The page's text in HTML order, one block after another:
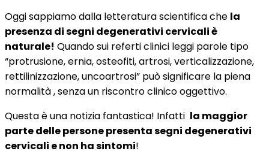
Oggi sappiamo dalla letteratura scientifica che la
presenza di segni degenerativi cervicali è
naturale! Quando sui referti clinici leggi parole tipo
“protrusione, ernia, osteofiti, artrosi, verticalizzazione,
rettilinizzazione, uncoartrosi” può significare la piena
normalità , senza un riscontro clinico oggettivo.
Questa è una notizia fantastica! Infatti la maggior
parte dellepersone presenta segni degenerativi
cervicali e non ha sintomi!